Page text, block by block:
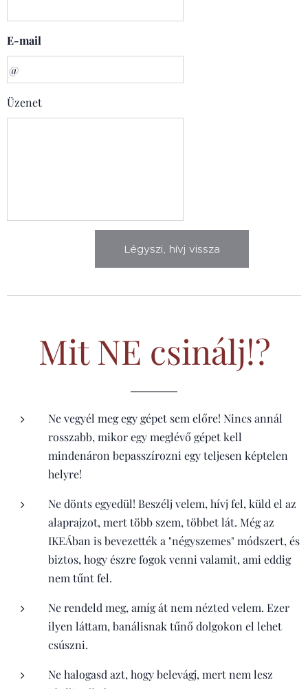
E-mail
Üzenet
Légyszi, hívj vissza
Mit NE csinálj!?
Ne vegyél meg egy gépet sem előre! Nincs annál
rosszabb, mikor egy meglévő gépet kell
mindenáron bepasszírozni egy teljesen képtelen
helyre!
Ne dönts egyedül! Beszélj velem, hívj fel, küld el az
alaprajzot, mert több szem, többet lát. Még az
IKEÁban is bevezették a "négyszemes" módszert, és
biztos, hogy észre fogok venni valamit, ami eddig
nem tűnt fel.
Ne rendeld meg, amíg át nem nézted velem. Ezer
ilyen láttam, banálisnak tűnő dolgokon el lehet
csúszni.
Ne halogasd azt, hogy belevágj, mert nem lesz